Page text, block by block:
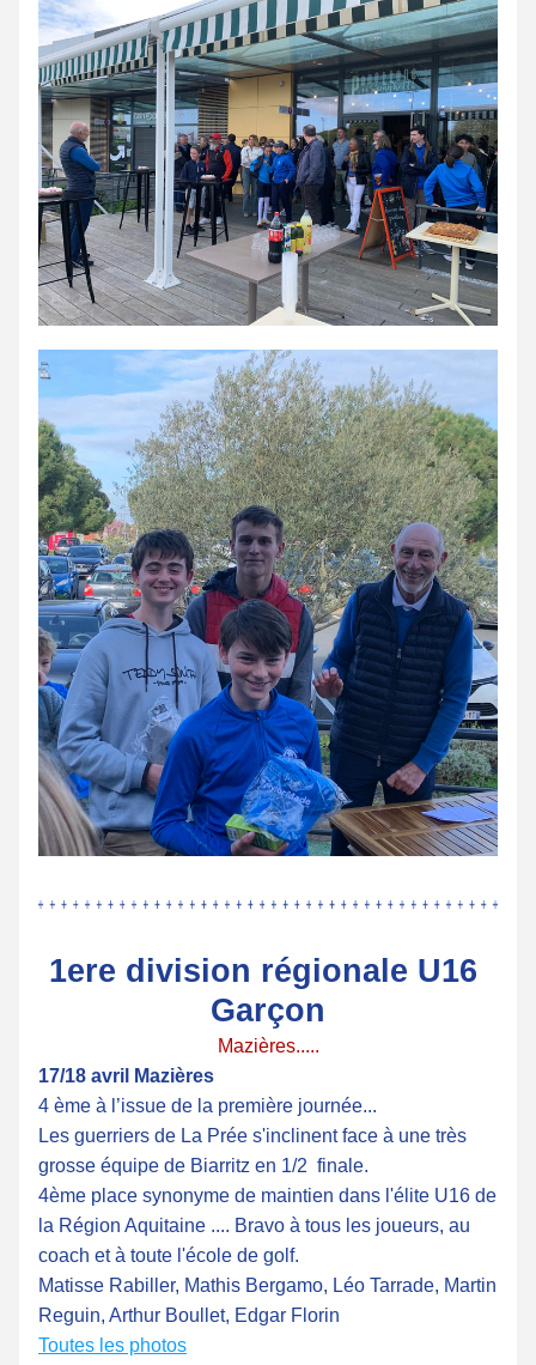
1ere division régionale U16
Garçon
Mazières.....
17/18 avril Mazières
4 ème à l’issue de la première journée...
Les guerriers de La Prée s'inclinent face à une très
grosse équipe de Biarritz en 1/2  finale.
4ème place synonyme de maintien dans l'élite U16 de
la Région Aquitaine .... Bravo à tous les joueurs, au
coach et à toute l'école de golf.
Matisse Rabiller, Mathis Bergamo, Léo Tarrade, Martin
Reguin, Arthur Boullet, Edgar Florin
Toutes les photos